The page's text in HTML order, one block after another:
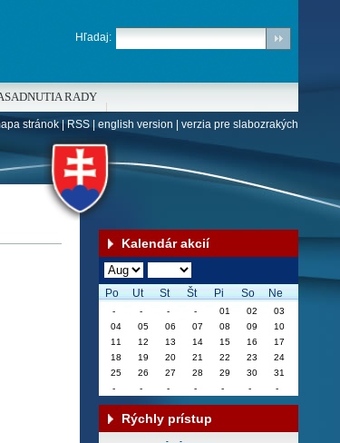
Kalendár akcií
Po Ut St Št Pi So Ne
Rýchly prístup
Hľadaj:
RADY
stránok|RSS| english version verzia pre slabozrakých